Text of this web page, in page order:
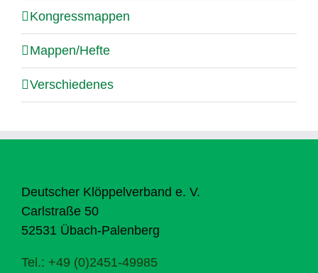
Kongressmappen
Mappen/Hefte
Verschiedenes
Deutscher Klöppelverband e. V.
Carlstraße 50
52531 Übach-Palenberg
Tel.: +49 (0)2451-49985